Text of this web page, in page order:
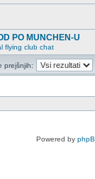
PO MUNCHEN-U
flying club chat
prejšnjih:
Powered by